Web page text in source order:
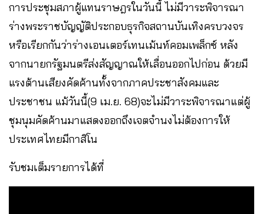
การประชุมสภาผู้แทนราษฎรในวันนี้ ไม่มีวาระพิจารณา
ร่างพระราชบัญญัติประกอบธุรกิจสถานบันเทิงครบวงจร
หรือเรียกกันว่าร่างเอนเตอร์เทนเม้นท์คอมเพล็กซ์ หลัง
จากนายกรัฐมนตรีส่งสัญญาณให้เลื่อนออกไปก่อน ด้วยมี
แรงต้านเสียงคัดค้านทั้งจากภาคประชาสังคมและ
ประชาชน แม้วันนี้(9 เม.ย. 68)จะไม่มีวาระพิจารณาแต่ผู้
ชุมนุมคัดค้านมาแสดงออกถึงเจตจำนงไม่ต้องการให้
ประเทศไทยมีกาสิโน
รับชมเต็มรายการได้ที่